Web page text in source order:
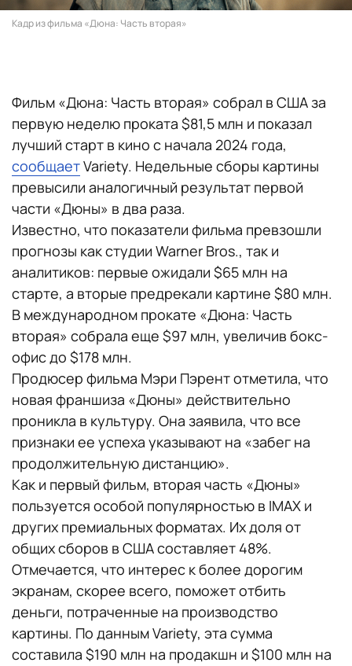
Кадр из фильма «Дюна: Часть вторая»
Фильм «Дюна: Часть вторая» собрал в США за
первую неделю проката $81,5 млн и показал
лучший старт в кино с начала 2024 года,
сообщаетVariety. Недельные сборы картины
превысили аналогичный результат первой
части «Дюны» в два раза.
Известно, что показатели фильма превзошли
прогнозы как студии Warner Bros., так и
аналитиков: первые ожидали $65 млн на
старте, а вторые предрекали картине $80 млн.
В международном прокате «Дюна: Часть
вторая» собрала еще $97 млн, увеличив бокс-
офис до $178 млн.
Продюсер фильма Мэри Пэрент отметила, что
новая франшиза «Дюны» действительно
проникла в культуру. Она заявила, что все
признаки ее успеха указывают на «забег на
продолжительную дистанцию».
Как и первый фильм, вторая часть «Дюны»
пользуется особой популярностью в IMAX и
других премиальных форматах. Их доля от
общих сборов в США составляет 48%.
Отмечается, что интерес к более дорогим
экранам, скорее всего, поможет отбить
деньги, потраченные на производство
картины. По данным Variety, эта сумма
составила $190 млн на продакшн и $100 млн на